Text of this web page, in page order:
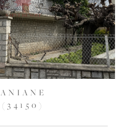
ANIANE
(34150)